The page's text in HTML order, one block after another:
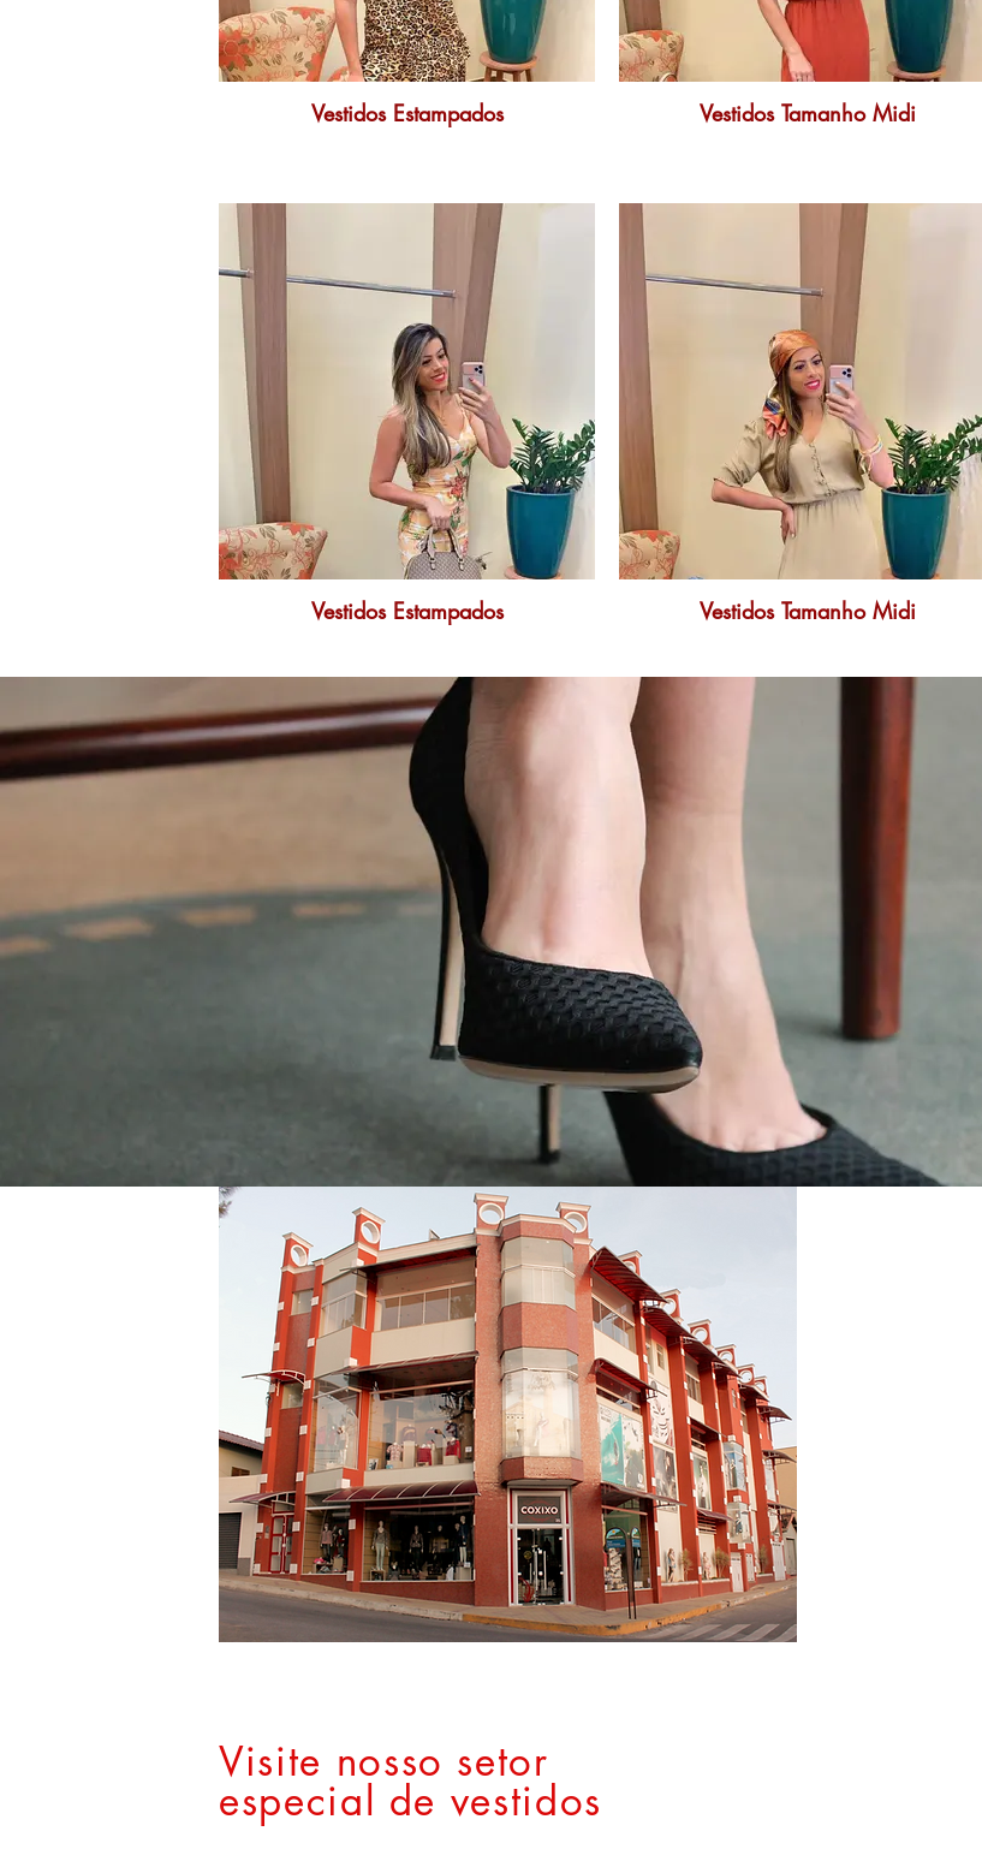
Vestidos Estampados Vestidos Tamanho Midi
Vestidos Estampados Vestidos Tamanho Midi
Visite nosso setor
especial de vestidos